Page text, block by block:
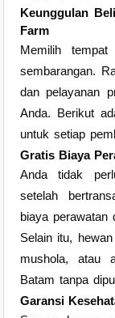
Keunggulan
Farm
Memilih
sembarangan.
dan pelayanan
Anda. Berikut
untuk setiap
Gratis Biaya
Anda tidak
setelah
biaya perawatan
Selain itu,
mushola, atau
Batam tanpa
Garansi